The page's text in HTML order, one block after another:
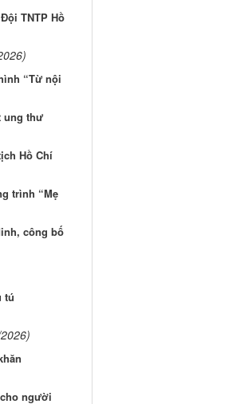
TNTP Hồ
“Từ nội
ung thư
Hồ Chí
trình “Mẹ
công bố
tú
người